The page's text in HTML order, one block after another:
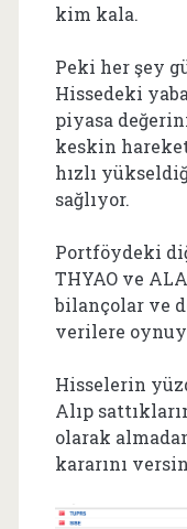
kim kala.
Peki her şey
Hissedeki
piyasa
keskin
hızlı
sağlıyor.
Portföydeki
THYAO ve
bilançolar ve
verilere
Hisselerin
Alıp
olarak
kararını